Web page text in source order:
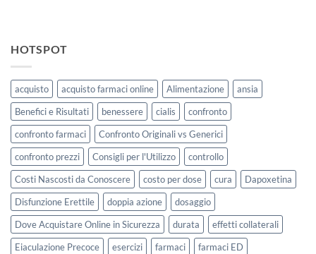
HOTSPOT
acquisto acquisto farmaci online Alimentazione
ansia
Benefici e Risultati
benessere cialis
confronto
confronto farmaci
Confronto Originali vs Generici
confronto prezzi
Consigli per l'Utilizzo
controllo
Costi Nascosti da Conoscere
costo per dose cura
Dapoxetina
Disfunzione Erettile
doppia azione
dosaggio
Dove Acquistare Online in Sicurezza
durata
effetti collaterali
Eiaculazione Precoce
esercizi farmaci
farmaci ED